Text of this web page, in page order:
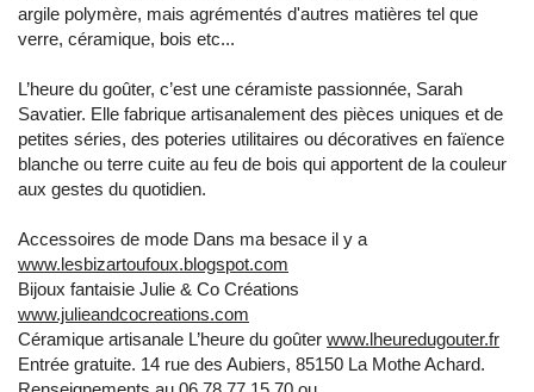
argile polymère, mais agrémentés d'autres matières tel que
verre, céramique, bois etc...
L’heure du goûter, c’est une céramiste passionnée, Sarah
Savatier. Elle fabrique artisanalement des pièces uniques et de
petites séries, des poteries utilitaires ou décoratives en faïence
blanche ou terre cuite au feu de bois qui apportent de la couleur
aux gestes du quotidien.
Accessoires de mode Dans ma besace il y a
www.lesbizartoufoux.blogspot.com
Bijoux fantaisie Julie & Co Créations
www.julieandcocreations.com
Céramique artisanale L’heure du goûter www.lheuredugouter.fr
Entrée gratuite. 14 rue des Aubiers, 85150 La Mothe Achard.